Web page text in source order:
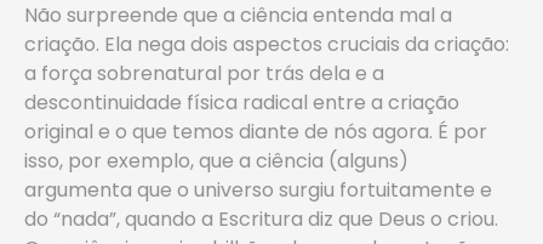
Não surpreende que a ciência entenda mal a
criação. Ela nega dois aspectos cruciais da criação:
a força sobrenatural por trás dela e a
descontinuidade física radical entre a criação
original e o que temos diante de nós agora. É por
isso, por exemplo, que a ciência (alguns)
argumenta que o universo surgiu fortuitamente e
do “nada”, quando a Escritura diz que Deus o criou.